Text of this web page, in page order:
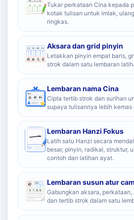
Tukar perkataan Cina kepada
kotak tulisan untuk imlak,
ringkas.
Aksara dan grid pinyin
Letakkan pinyin empat baris,
strok dalam satu lembaran
Lembaran nama Cina
Cipta tertib strok dan surihan
supaya tulisannya lebih kemas
Lembaran Hanzi Fokus
Latih satu Hanzi secara
besar, pinyin, radikal, struktur,
contoh dan latihan ayat.
Lembaran susun atur
Gabungkan aksara,
dan tertib strok dalam satu